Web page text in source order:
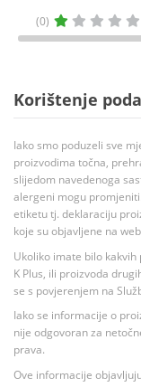
(0)
Korištenje
Iako smo poduzeli sve
proizvodima točna,
slijedom navedenoga
alergeni mogu
etiketu tj. deklaraciju
koje su objavljene na
Ukoliko imate bilo
K Plus, ili proizvoda
se s povjerenjem na
Iako se informacije o
nije odgovoran za
prava.
Ove informacije